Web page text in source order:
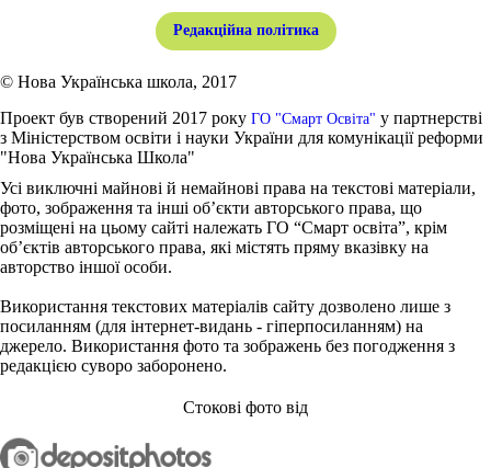
Редакційна політика
© Нова Українська школа, 2017
Проект був створений 2017 року ГО "Смарт Освіта" у партнерстві
з Міністерством освіти і науки України для комунікації реформи
"Нова Українська Школа"
Усі виключні майнові й немайнові права на текстові матеріали,
фото, зображення та інші об’єкти авторського права, що
розміщені на цьому сайті належать ГО “Смарт освіта”, крім
об’єктів авторського права, які містять пряму вказівку на
авторство іншої особи.
Використання текстових матеріалів сайту дозволено лише з
посиланням (для інтернет-видань - гіперпосиланням) на
джерело. Використання фото та зображень без погодження з
редакцією суворо заборонено.
Стокові фото від